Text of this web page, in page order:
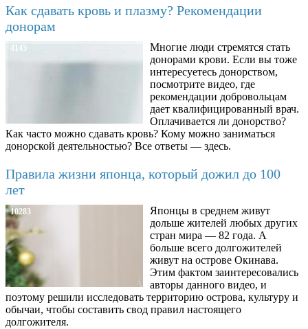
Как сдавать кровь и плазму? Рекомендации
донорам
4143
Многие люди стремятся стать
донорами крови. Если вы тоже
интересуетесь донорством,
посмотрите видео, где
рекомендации добровольцам
дает квалифицированный врач.
Оплачивается ли донорство?
Как часто можно сдавать кровь? Кому можно заниматься
донорской деятельностью? Все ответы — здесь.
Правила жизни японца, который дожил до 100
лет
10283
Японцы в среднем живут
дольше жителей любых других
стран мира — 82 года. А
больше всего долгожителей
живут на острове Окинава.
Этим фактом заинтересовались
авторы данного видео, и
поэтому решили исследовать территорию острова, культуру и
обычаи, чтобы составить свод правил настоящего
долгожителя.